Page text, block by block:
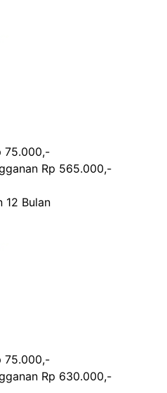
75.000,-
Rp 565.000,-
12 Bulan
75.000,-
Rp 630.000,-